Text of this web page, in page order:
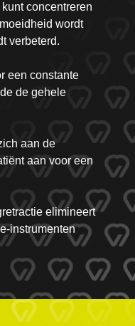
concentreren
wordt
verbeterd.
een constante
de gehele
aan de
aan voor een
elimineert
instrumenten